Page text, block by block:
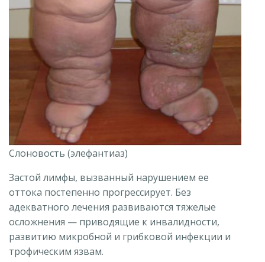
Слоновость (элефантиаз)
Застой лимфы, вызванный нарушением ее
оттока постепенно прогрессирует. Без
адекватного лечения развиваются тяжелые
осложнения — приводящие к инвалидности,
развитию микробной и грибковой инфекции и
трофическим язвам.